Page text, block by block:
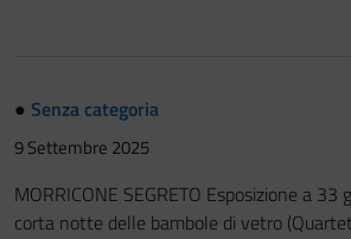
● Senza categoria
9 Settembre 2025
MORRICONE SEGRETO Esposizione a 33
corta notte delle bambole di vetro